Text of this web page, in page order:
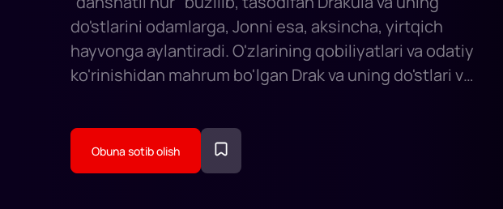
do'stlarini odamlarga, Jonni esa, aksincha, yirtqich
hayvonga aylantiradi. O'zlarining qobiliyatlari va odatiy
ko'rinishidan mahrum bo'lgan Drak va uning do'stlari va
ochib beradigan Jonni o'zgarishga davo izlash uchun
dunyo bo'ylab sayohatga chiqishdi. Va, albatta, ular
Mavisning yordamisiz juda kech bo'lgunga qadar
Obuna sotib olish